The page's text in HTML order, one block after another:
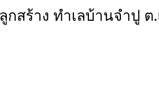
สร้าง ทำเลบ้านจำปู